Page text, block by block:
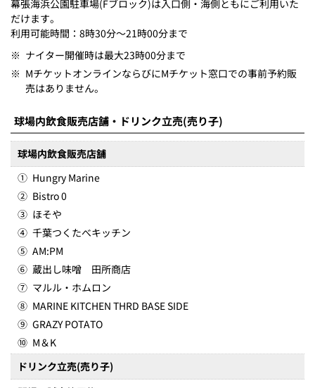
幕張海浜公園駐車場(Fブロック)は入口側・海側ともにご利用いた
だけます。
利用可能時間：8時30分～21時00分まで
※ ナイター開催時は最大23時00分まで
※ MチケットオンラインならびにMチケット窓口での事前予約販
売はありません。
球場内飲食販売店舗・ドリンク立売(売り子)
球場内飲食販売店舗
① Hungry Marine
② Bistro 0
③ ほそや
④ 千葉つくたべキッチン
⑤ AM:PM
⑥ 蔵出し味噌 田所商店
⑦ マルル・ホムロン
⑧ MARINE KITCHEN THRD BASE SIDE
⑨ GRAZY POTATO
⑩ M＆K
ドリンク立売(売り子)